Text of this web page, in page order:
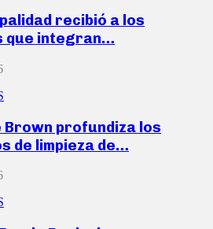
recibió a los
que integran…
Brown profundiza los
de limpieza de…